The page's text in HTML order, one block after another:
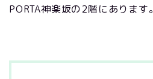
PORTA神楽坂の2階にあります。